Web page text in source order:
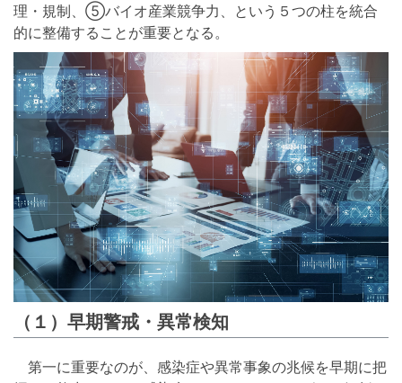
理・規制、⑤バイオ産業競争力、という５つの柱を統合
的に整備することが重要となる。
（１）早期警戒・異常検知
第一に重要なのが、感染症や異常事象の兆候を早期に把